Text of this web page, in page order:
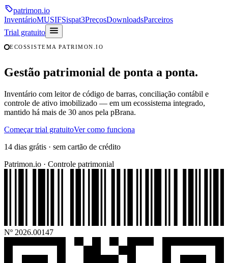
patrimon.io
InventárioMUSIFSispat3PreçosDownloadsParceiros
Trial gratuito
ECOSSISTEMA PATRIMON.IO
Gestão patrimonial de ponta a ponta.
Inventário com leitor de código de barras, conciliação contábil e
controle de ativo imobilizado — em um ecossistema integrado,
mantido há mais de 30 anos pela pBrana.
Começar trial gratuitoVer como funciona
14 dias grátis · sem cartão de crédito
Patrimon.io · Controle patrimonial
Nº 2026.00147